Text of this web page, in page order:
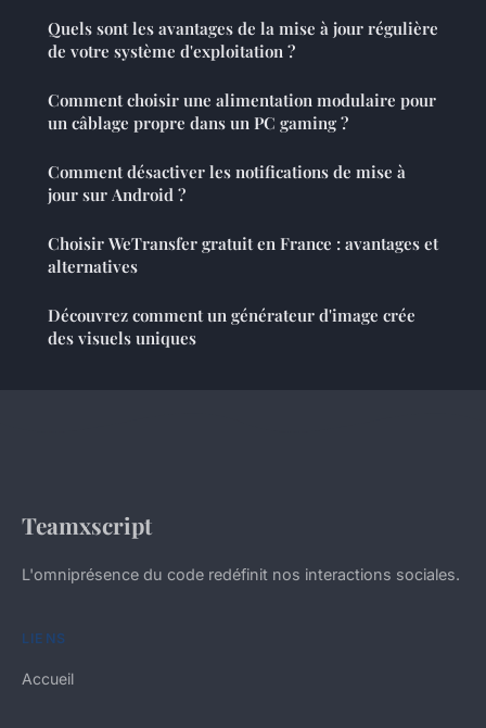
Quels sont les avantages de la mise à jour régulière
de votre système d'exploitation ?
Comment choisir une alimentation modulaire pour
un câblage propre dans un PC gaming ?
Comment désactiver les notifications de mise à
jour sur Android ?
Choisir WeTransfer gratuit en France : avantages et
alternatives
Découvrez comment un générateur d'image crée
des visuels uniques
Teamxscript
L'omniprésence du code redéfinit nos interactions sociales.
LIENS
Accueil